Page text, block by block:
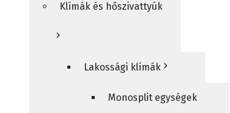
Klímák és hőszivattyúk
Lakossági klímák
Monosplit egységek